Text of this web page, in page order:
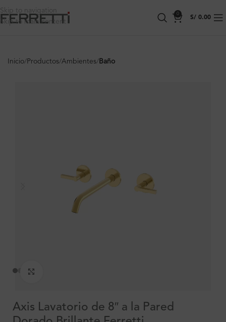
Skip to navigation
Skip to main content
0
S/ 0.00
Inicio Productos Ambientes Baño
Axis Lavatorio de 8″ a la Pared